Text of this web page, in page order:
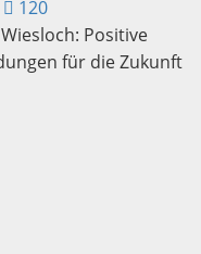
120